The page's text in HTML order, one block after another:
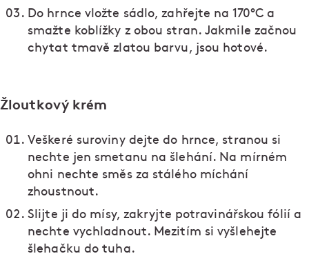
Do hrnce vložte sádlo, zahřejte na 170°C a
smažte koblížky z obou stran. Jakmile začnou
chytat tmavě zlatou barvu, jsou hotové.
Žloutkový krém
Veškeré suroviny dejte do hrnce, stranou si
nechte jen smetanu na šlehání. Na mírném
ohni nechte směs za stálého míchání
zhoustnout.
Slijte ji do mísy, zakryjte potravinářskou fólií a
nechte vychladnout. Mezitím si vyšlehejte
šlehačku do tuha.